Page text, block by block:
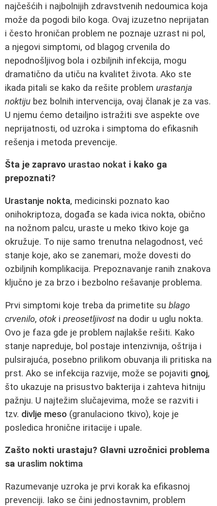
najčešćih i najbolnijih zdravstvenih nedoumica koja
može da pogodi bilo koga. Ovaj izuzetno neprijatan
i često hroničan problem ne poznaje uzrast ni pol,
a njegovi simptomi, od blagog crvenila do
nepodnošljivog bola i ozbiljnih infekcija, mogu
dramatično da utiču na kvalitet života. Ako ste
ikada pitali se kako da rešite problem urastanja
noktiju bez bolnih intervencija, ovaj članak je za vas.
U njemu ćemo detailjno istražiti sve aspekte ove
neprijatnosti, od uzroka i simptoma do efikasnih
rešenja i metoda prevencije.
Šta je zapravo urastao nokat i kako ga
prepoznati?
Urastanje nokta, medicinski poznato kao
onihokriptoza, događa se kada ivica nokta, obično
na nožnom palcu, uraste u meko tkivo koje ga
okružuje. To nije samo trenutna nelagodnost, već
stanje koje, ako se zanemari, može dovesti do
ozbiljnih komplikacija. Prepoznavanje ranih znakova
ključno je za brzo i bezbolno rešavanje problema.
Prvi simptomi koje treba da primetite su blago
crvenilo, otoki preosetljivost na dodir u uglu nokta.
Ovo je faza gde je problem najlakše rešiti. Kako
stanje napreduje, bol postaje intenzivnija, oštrija i
pulsirajuća, posebno prilikom obuvanja ili pritiska na
prst. Ako se infekcija razvije, može se pojaviti gnoj,
što ukazuje na prisustvo bakterija i zahteva hitniju
pažnju. U najtežim slučajevima, može se razviti i
tzv. divlje meso (granulaciono tkivo), koje je
posledica hronične iritacije i upale.
Zašto nokti urastaju? Glavni uzročnici problema
sa uraslim noktima
Razumevanje uzroka je prvi korak ka efikasnoj
prevenciji. Iako se čini jednostavnim, problem